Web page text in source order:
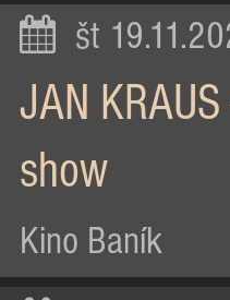
št
JAN
show
Kino Baník